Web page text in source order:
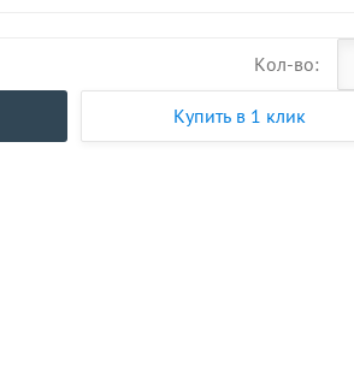
Кол-во:
Купить в 1 клик